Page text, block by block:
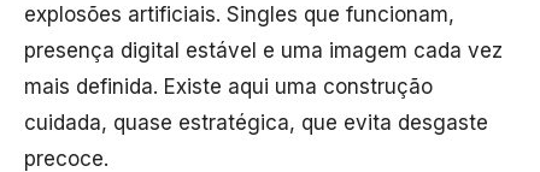
explosões artificiais. Singles que funcionam,
presença digital estável e uma imagem cada vez
mais definida. Existe aqui uma construção
cuidada, quase estratégica, que evita desgaste
precoce.